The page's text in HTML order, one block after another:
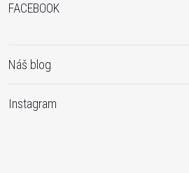
FACEBOOK
Náš blog
Instagram